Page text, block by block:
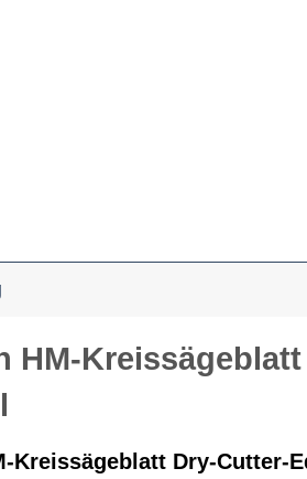
HM-
Kreissägeblatt Dry-Cutter-